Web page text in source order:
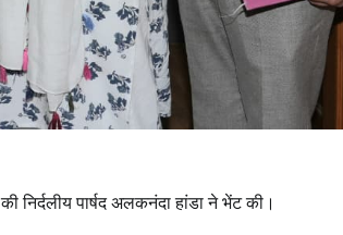
पार्षद अलकनंदा हांडा ने भेंट की।